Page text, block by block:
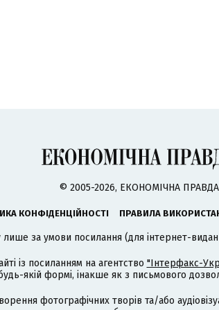
© 2005-2026, ЕКОНОМІЧНА ПРАВДА
КОНФІДЕНЦІЙНОСТІ ПРАВИЛА
лише за умови посилання (для інтернет-
із посиланням на агентство "Інтерфакс-
якій формі, інакше як з письмового
фотографічних творів та/або